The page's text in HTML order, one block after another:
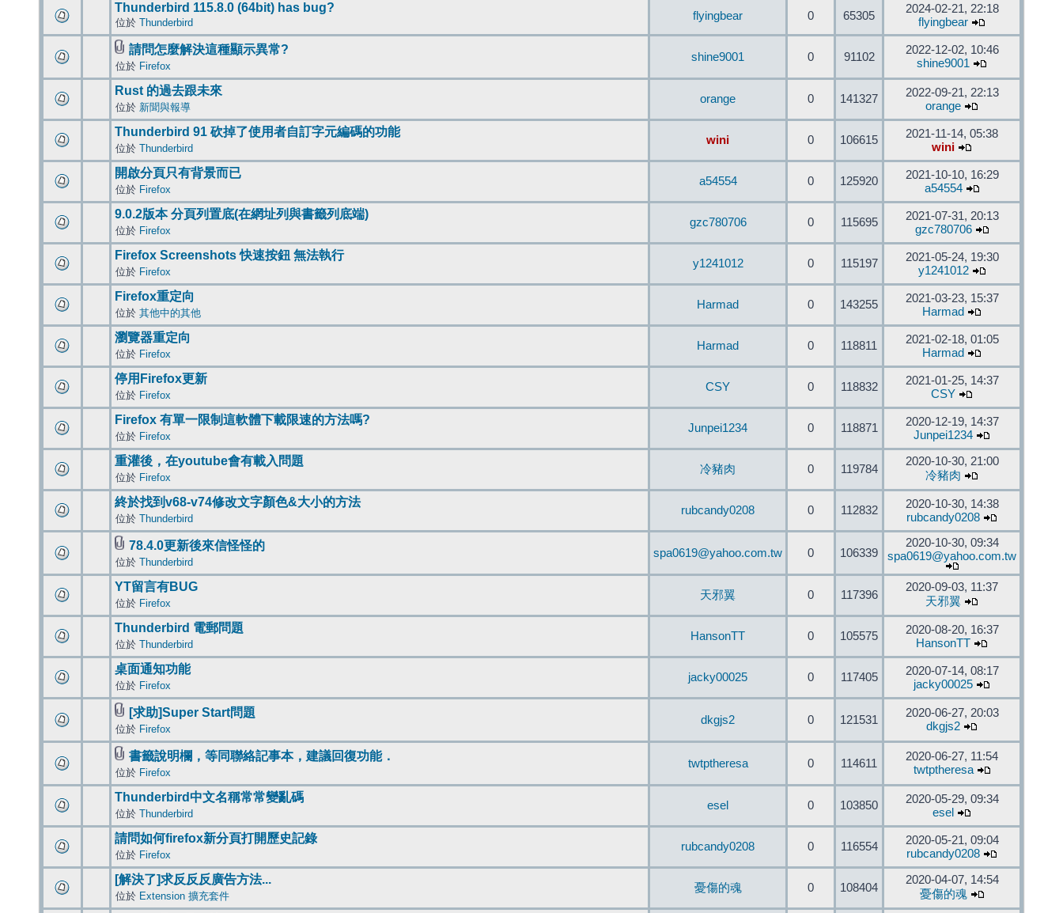
Thunderbird 115.8.0 (64bit) has bug?
位於 Thunderbird
flyingbear 0 65305
2024-02-21, 22:18
flyingbear
請問怎麼解決這種顯示異常?
位於 Firefox
shine9001 0 91102
2022-12-02, 10:46
shine9001
Rust 的過去跟未來
位於 新聞與報導
orange 0 141327
2022-09-21, 22:13
orange
Thunderbird 91 砍掉了使用者自訂字元編碼的功能
位於 Thunderbird
wini 0 106615
2021-11-14, 05:38
wini
開啟分頁只有背景而已
位於 Firefox
a54554 0 125920
2021-10-10, 16:29
a54554
9.0.2版本 分頁列置底(在網址列與書籤列底端)
位於 Firefox
gzc780706 0 115695
2021-07-31, 20:13
gzc780706
Firefox Screenshots 快速按鈕 無法執行
位於 Firefox
y1241012 0 115197
2021-05-24, 19:30
y1241012
Firefox重定向
位於 其他中的其他
Harmad 0 143255
2021-03-23, 15:37
Harmad
瀏覽器重定向
位於 Firefox
Harmad 0 118811
2021-02-18, 01:05
Harmad
停用Firefox更新
位於 Firefox
CSY 0 118832
2021-01-25, 14:37
CSY
Firefox 有單一限制這軟體下載限速的方法嗎?
位於 Firefox
Junpei1234 0 118871
2020-12-19, 14:37
Junpei1234
重灌後，在youtube會有載入問題
位於 Firefox
冷豬肉 0 119784
2020-10-30, 21:00
冷豬肉
終於找到v68-v74修改文字顏色&大小的方法
位於 Thunderbird
rubcandy0208 0 112832
2020-10-30, 14:38
rubcandy0208
78.4.0更新後來信怪怪的
位於 Thunderbird
spa0619@yahoo.com.tw 0 106339
2020-10-30, 09:34
spa0619@yahoo.com.tw
YT留言有BUG
位於 Firefox
天邪翼 0 117396
2020-09-03, 11:37
天邪翼
Thunderbird 電郵問題
位於 Thunderbird
HansonTT 0 105575
2020-08-20, 16:37
HansonTT
桌面通知功能
位於 Firefox
jacky00025 0 117405
2020-07-14, 08:17
jacky00025
[求助]Super Start問題
位於 Firefox
dkgjs2 0 121531
2020-06-27, 20:03
dkgjs2
書籤說明欄，等同聯絡記事本，建議回復功能．
位於 Firefox
twtptheresa 0 114611
2020-06-27, 11:54
twtptheresa
Thunderbird中文名稱常常變亂碼
位於 Thunderbird
esel 0 103850
2020-05-29, 09:34
esel
請問如何firefox新分頁打開歷史記錄
位於 Firefox
rubcandy0208 0 116554
2020-05-21, 09:04
rubcandy0208
[解決了]求反反反廣告方法...
位於 Extension 擴充套件
憂傷的魂 0 108404
2020-04-07, 14:54
憂傷的魂